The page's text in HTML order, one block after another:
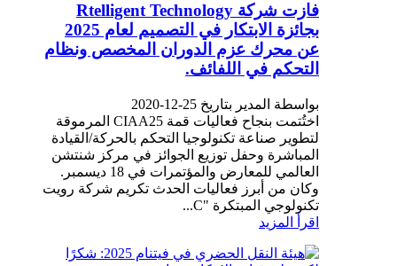
فازت شركة Rtelligent Technology
بجائزة الابتكار في التصميم لعام 2025
عن محرك عزم الدوران المخصص ونظام
التحكم في اللفائف.
بواسطة المدير بتاريخ 25-12-2020
اختُتمت بنجاح فعاليات قمة CIAA25 المرموقة
لتطوير صناعة تكنولوجيا التحكم بالحركة/القيادة
المباشرة وحفل توزيع الجوائز في مركز شنتشن
العالمي للمعارض والمؤتمرات في 18 ديسمبر.
وكان من أبرز فعاليات الحدث تكريم شركة رويت
تكنولوجي المبتكرة "C...
اقرأ المزيد